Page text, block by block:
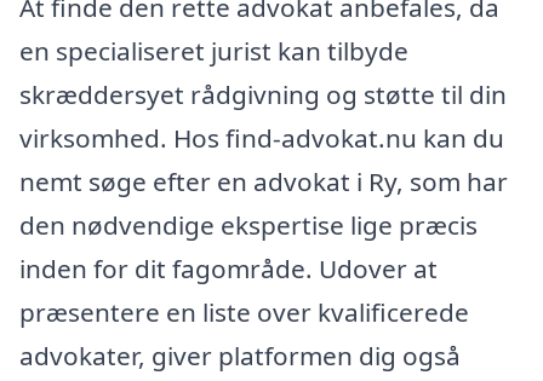
At finde den rette advokat anbefales, da
en specialiseret jurist kan tilbyde
skræddersyet rådgivning og støtte til din
virksomhed. Hos find-advokat.nu kan du
nemt søge efter en advokat i Ry, som har
den nødvendige ekspertise lige præcis
inden for dit fagområde. Udover at
præsentere en liste over kvalificerede
advokater, giver platformen dig også